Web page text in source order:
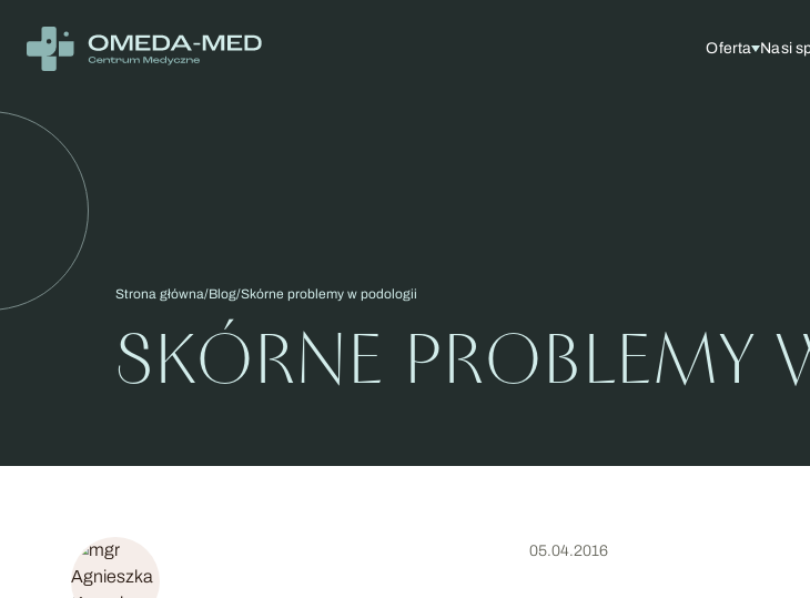
Oferta Nasi
Strona główna Blog Skórne problemy w podologii
SKÓRNE PROBLEMY
05.04.2016